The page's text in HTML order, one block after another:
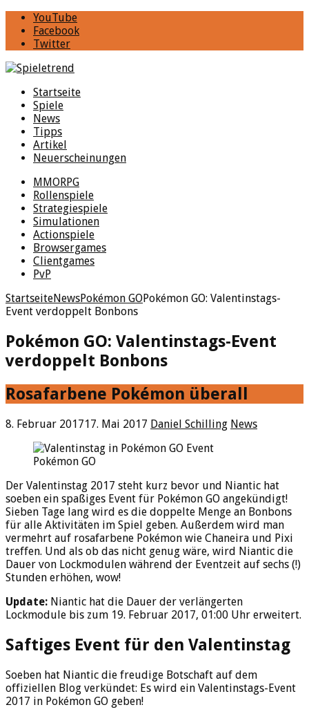
YouTube
Facebook
Twitter
Startseite
Spiele
News
Tipps
Artikel
Neuerscheinungen
MMORPG
Rollenspiele
Strategiespiele
Simulationen
Actionspiele
Browsergames
Clientgames
PvP
StartseiteNewsPokémon GOPokémon GO: Valentinstags-
Event verdoppelt Bonbons
Pokémon GO: Valentinstags-Event
verdoppelt Bonbons
Rosafarbene Pokémon überall
8. Februar 201717. Mai 2017 Daniel Schilling News
Pokémon GO
Der Valentinstag 2017 steht kurz bevor und Niantic hat
soeben ein spaßiges Event für Pokémon GO angekündigt!
Sieben Tage lang wird es die doppelte Menge an Bonbons
für alle Aktivitäten im Spiel geben. Außerdem wird man
vermehrt auf rosafarbene Pokémon wie Chaneira und Pixi
treffen. Und als ob das nicht genug wäre, wird Niantic die
Dauer von Lockmodulen während der Eventzeit auf sechs (!)
Stunden erhöhen, wow!
Update: Niantic hat die Dauer der verlängerten
Lockmodule bis zum 19. Februar 2017, 01:00 Uhr erweitert.
Saftiges Event für den Valentinstag
Soeben hat Niantic die freudige Botschaft auf dem
offiziellen Blog verkündet: Es wird ein Valentinstags-Event
2017 in Pokémon GO geben!